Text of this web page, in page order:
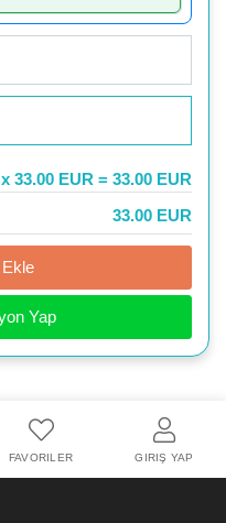
33.00 EUR = 33.00 EUR
33.00 EUR
Yap
FAVORILER GIRIŞ YAP